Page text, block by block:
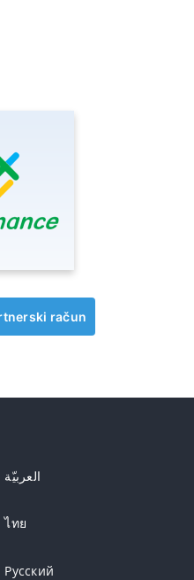
račun
العربيّة
ไทย
Русский